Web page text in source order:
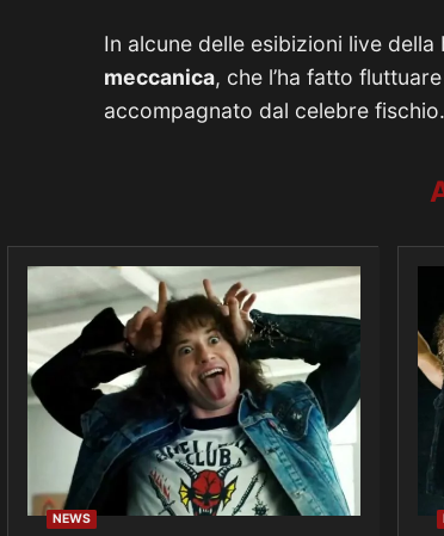
In alcune delle esibizioni live della
meccanica, che l’ha fatto
accompagnato dal celebre fischio.
NEWS